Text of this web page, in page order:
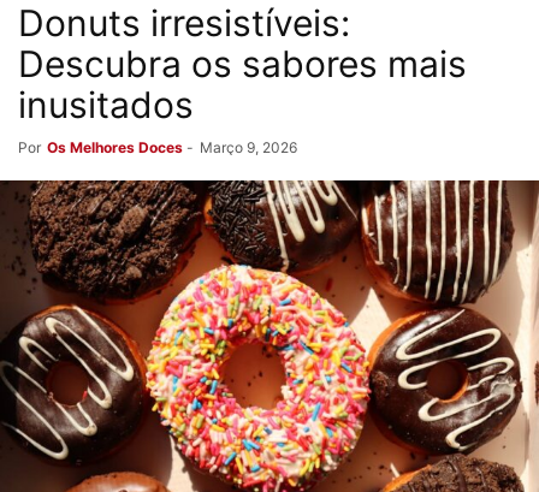
Donuts irresistíveis:
Descubra os sabores mais
inusitados
Por Os Melhores Doces - Março 9, 2026